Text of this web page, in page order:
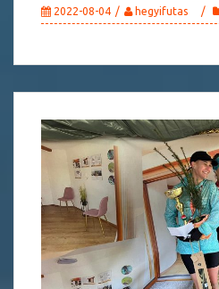
2022-08-04 hegyifutas